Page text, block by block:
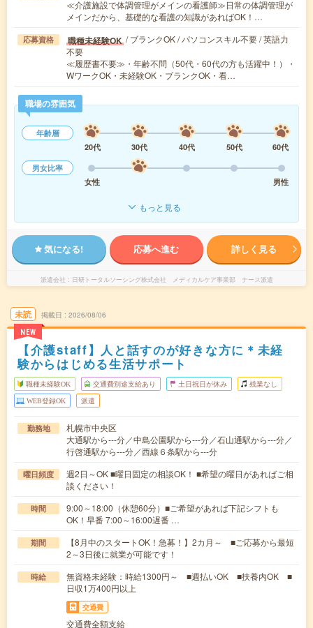
≪介護施設で体調管理がメインの看護師≫日常の体調管理が
メインだから、基礎的な看護の知識があればOK！…
応募資格 職種未経験OK / ブランクOK / パソコンスキル不要 / 英語力
不要
≪履歴書不要≫・年齢不問（50代・60代の方も活躍中！）・
WワークOK・未経験OK・ブランクOK・看…
職場の雰囲気
年齢層
20代
30代 40代 50代
60代
男女比率
女性
男性
もっと見る
気になる! 応募へ進む 詳しく見る
派遣会社 日研トータルソーシング株式会社 メディカルケア事業部 ナース派遣
未読
NEW
掲載日 2026/08/06
【介護staff】人と話すのが好きな方に＊未経
験からはじめる生活サポート
職種未経験OK 交通費別途支給あり 土日祝日が休み 残業なし
WEB登録OK 派遣
勤務地
札幌市中央区
大通駅から---分／中島公園駅から---分／石山通駅から---分／
行啓通駅から---分／西線６条駅から---分
曜日頻度
週2日～OK ■曜日固定の相談OK！ ■希望の曜日があればご相
談ください！
時間
9:00～18:00（休憩60分）■ご希望があれば下記シフトも
OK！早番 7:00～16:00遅番 …
期間
【8月中のスタートOK！急募！】2カ月～ ■ご応募から最短
2～3日後に就業が可能です！
時給
無資格未経験：時給1300円～ ■週払いOK ■扶養内OK ■
日収1万400円以上
交通費
交通費全額支給